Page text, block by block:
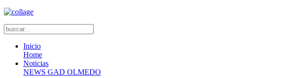
Inicio
Home
Noticias
NEWS GAD OLMEDO